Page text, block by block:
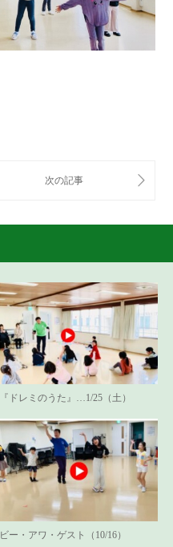
『ドレミのうた』…1/25（土）
ビー・アワ・ゲスト（10/16）